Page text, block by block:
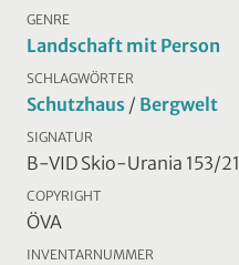
GENRE
Landschaft mit Person
SCHLAGWÖRTER
Schutzhaus / Bergwelt
SIGNATUR
B-VID Skio-Urania 153/21
COPYRIGHT
ÖVA
INVENTARNUMMER